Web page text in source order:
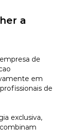
a
de
em
de
exclusiva,